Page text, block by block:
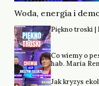
Woda, energia i
Piękno troski |
Co wiemy o
hab. Maria
Jak kryzys